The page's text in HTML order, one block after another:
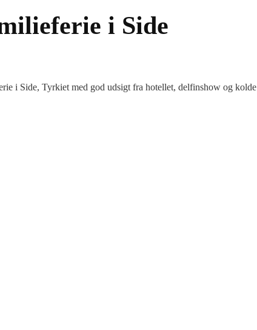
i Side
i Side, Tyrkiet med god udsigt fra hotellet, delfinshow og